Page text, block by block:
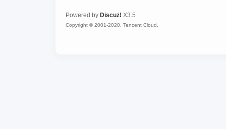
Powered by Discuz! X3.5
Copyright © 2001-2020, Tencent Cloud.